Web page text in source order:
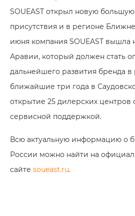
SOUEAST открыл новую
присутствия и в регионе
июня компания SOUEAST вышла
Аравии, который должен стать
дальнейшего развития бренда в
ближайшие три года в
открытие 25 дилерских центров
сервисной поддержкой.
Всю актуальную информацию о
России можно найти на
сайте soueast.ru.